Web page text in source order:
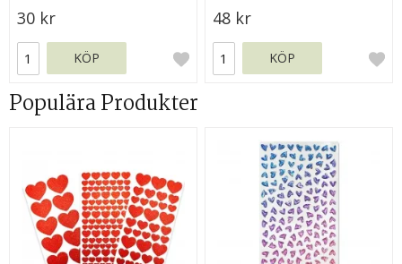
30 kr
KÖP
48 kr
KÖP
Populära Produkter